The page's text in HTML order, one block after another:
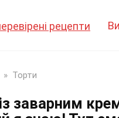
» Торти
заварним